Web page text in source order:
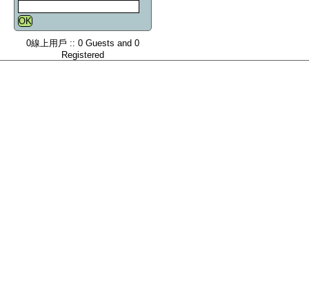
0線上用戶 :: 0 Guests and 0
Registered